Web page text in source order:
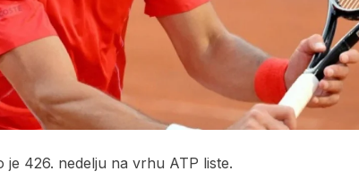
426. nedelju na vrhu ATP liste.